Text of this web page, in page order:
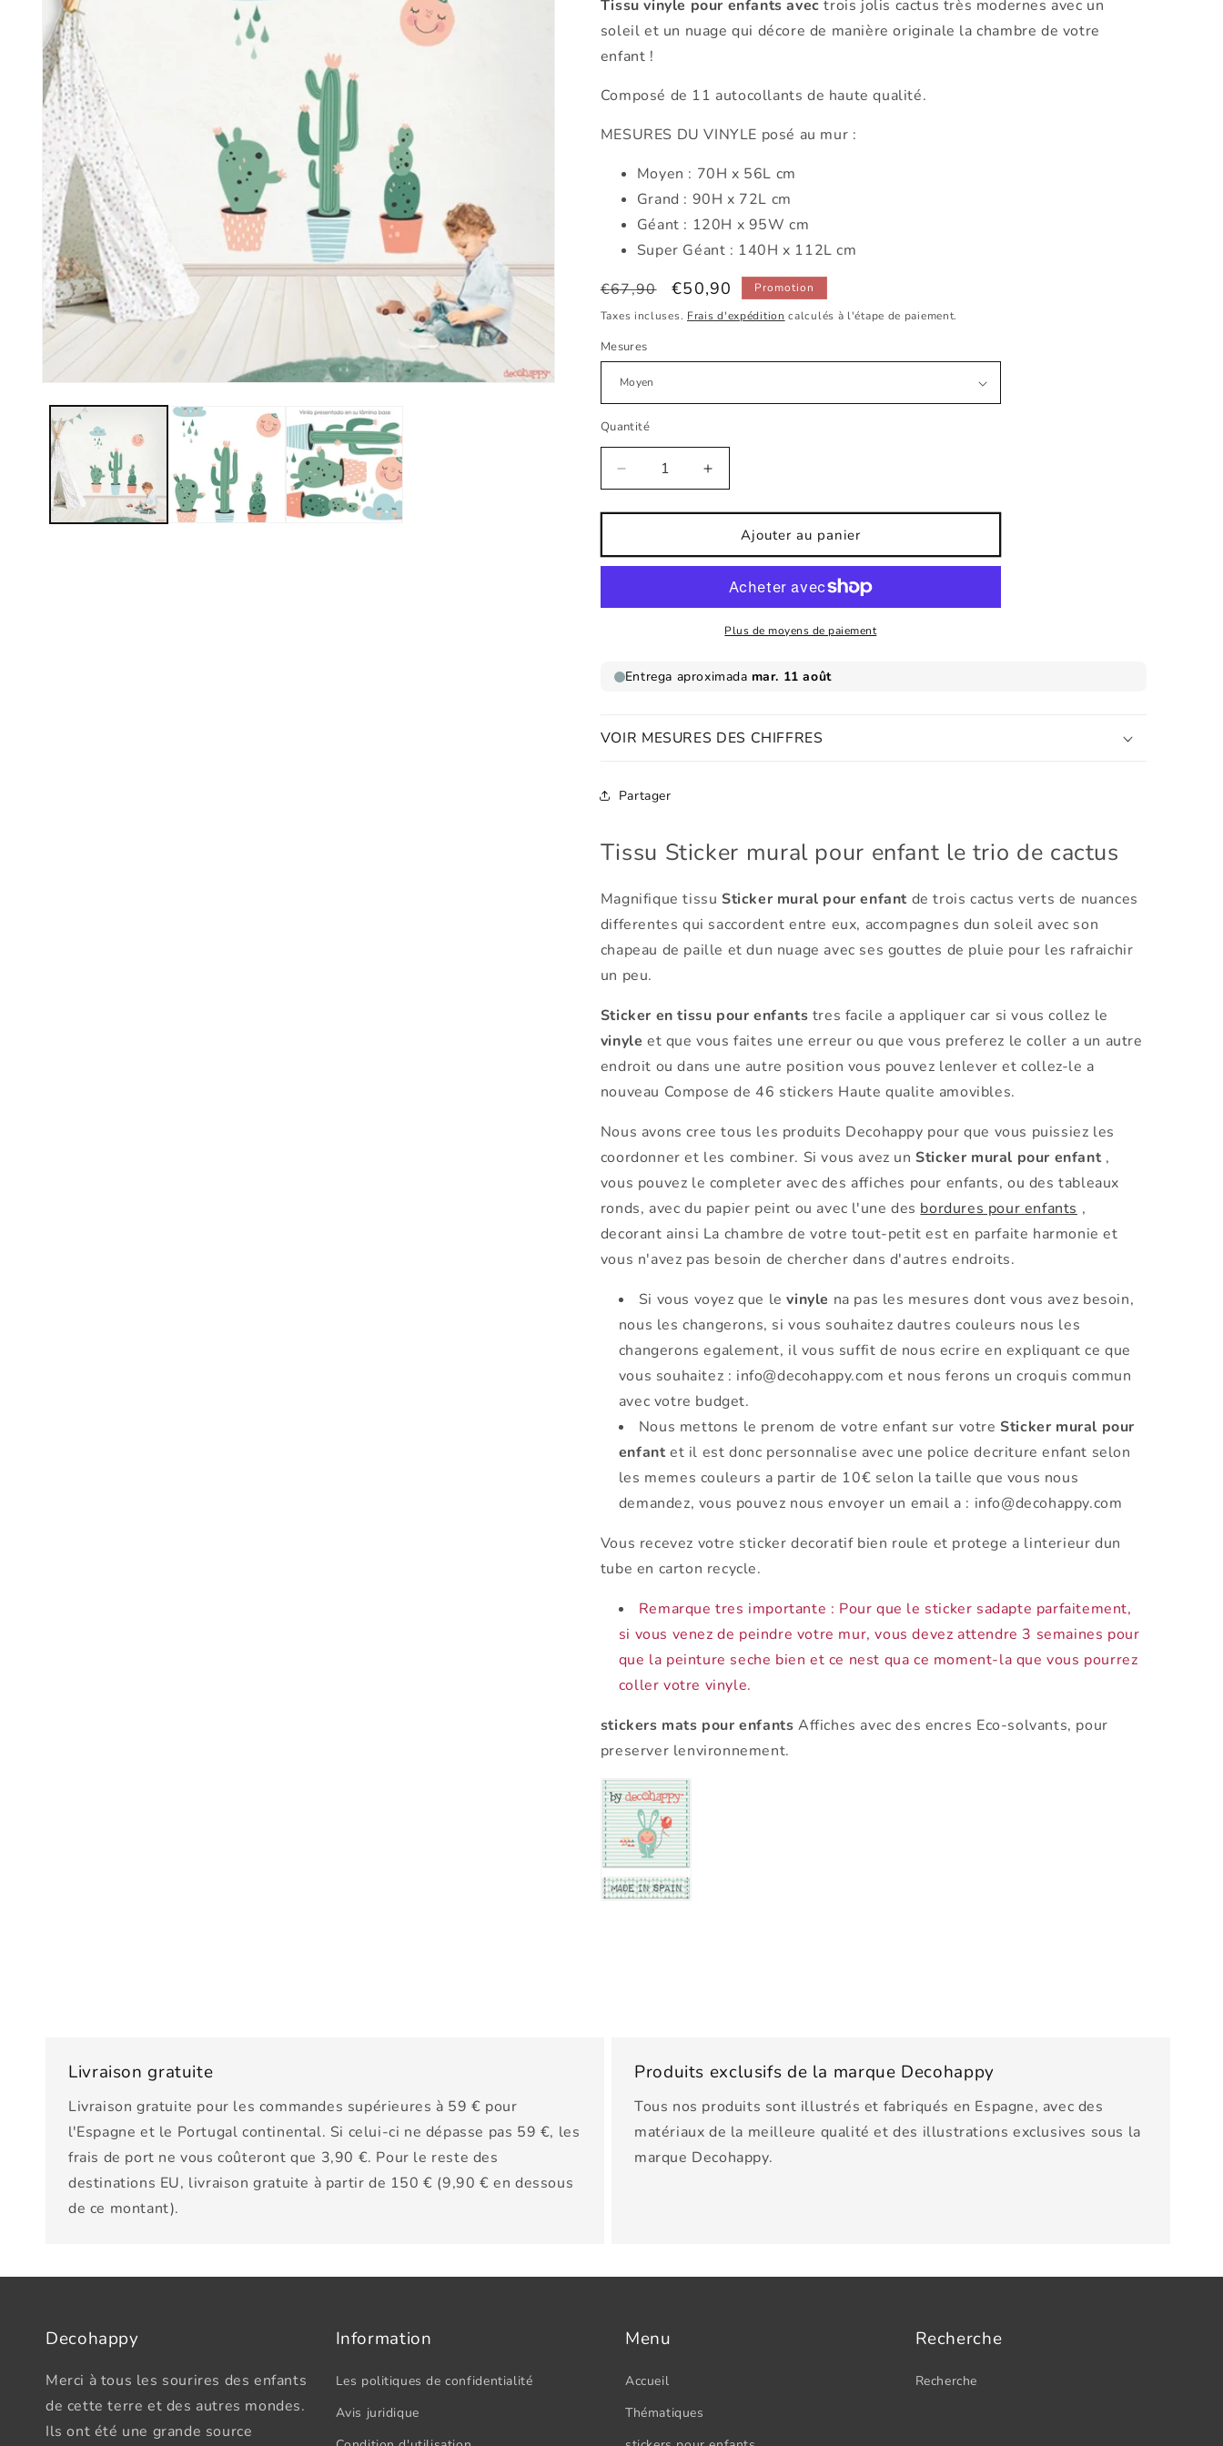
Tissu vinyle pour enfants avec trois jolis cactus très modernes avec un
soleil et un nuage qui décore de manière originale la chambre de votre
enfant !
Composé de 11 autocollants de haute qualité.
MESURES DU VINYLE posé au mur :
Moyen : 70H x 56L cm
Grand : 90H x 72L cm
Géant : 120H x 95W cm
Super Géant : 140H x 112L cm
Prix
habituel
€67,90
Prix
promotionnel
€50,90
Promotion
Taxes incluses. Frais d'expédition calculés à l'étape de paiement.
Mesures
Quantité
Réduire
la
quantité
Sticker
en
pour
Trio
Augmenter
la
quantité
Sticker
en
tissu
pour
enfants
Trio
Ajouter au panier
Plus de moyens de paiement
VOIR MESURES DES CHIFFRES
Partager
Tissu Sticker mural pour enfant le trio de cactus
Magnifique tissu Sticker mural pour enfant de trois cactus verts de nuances
differentes qui saccordent entre eux, accompagnes dun soleil avec son
chapeau de paille et dun nuage avec ses gouttes de pluie pour les rafraichir
un peu.
Sticker en tissu pour enfants tres facile a appliquer car si vous collez le
vinyle et que vous faites une erreur ou que vous preferez le coller a un autre
endroit ou dans une autre position vous pouvez lenlever et collez-le a
nouveau Compose de 46 stickers Haute qualite amovibles.
Nous avons cree tous les produits Decohappy pour que vous puissiez les
coordonner et les combiner. Si vous avez unSticker mural pour enfant ,
vous pouvez le completer avec des affiches pour enfants, ou des tableaux
ronds, avec du papier peint ou avec l'une des bordures pour enfants ,
decorant ainsi La chambre de votre tout-petit est en parfaite harmonie et
vous n'avez pas besoin de chercher dans d'autres endroits.
Si vous voyez que levinyle na pas les mesures dont vous avez besoin,
nous les changerons, si vous souhaitez dautres couleurs nous les
changerons egalement, il vous suffit de nous ecrire en expliquant ce que
vous souhaitez : info@decohappy.com et nous ferons un croquis commun
avec votre budget.
Nous mettons le prenom de votre enfant sur votreSticker mural pour
enfant et il est donc personnalise avec une police decriture enfant selon
les memes couleurs a partir de 10€ selon la taille que vous nous
demandez, vous pouvez nous envoyer un email a : info@decohappy.com
Vous recevez votre sticker decoratif bien roule et protege a linterieur dun
tube en carton recycle.
Remarque tres importante : Pour que le sticker sadapte parfaitement,
si vous venez de peindre votre mur, vous devez attendre 3 semaines pour
que la peinture seche bien et ce nest qua ce moment-la que vous pourrez
coller votre vinyle.
stickers mats pour enfants Affiches avec des encres Eco-solvants, pour
preserver lenvironnement.
Livraison gratuite
Livraison gratuite pour les commandes supérieures à 59 € pour
l'Espagne et le Portugal continental. Si celui-ci ne dépasse pas 59 €, les
frais de port ne vous coûteront que 3,90 €. Pour le reste des
destinations EU, livraison gratuite à partir de 150 € (9,90 € en dessous
de ce montant).
Produits exclusifs de la marque Decohappy
Tous nos produits sont illustrés et fabriqués en Espagne, avec des
matériaux de la meilleure qualité et des illustrations exclusives sous la
marque Decohappy.
Decohappy
Merci à tous les sourires des enfants
de cette terre et des autres mondes.
Ils ont été une grande source
Information
Les politiques de confidentialité
Avis juridique
Menu
Accueil
Thématiques
Recherche
Recherche